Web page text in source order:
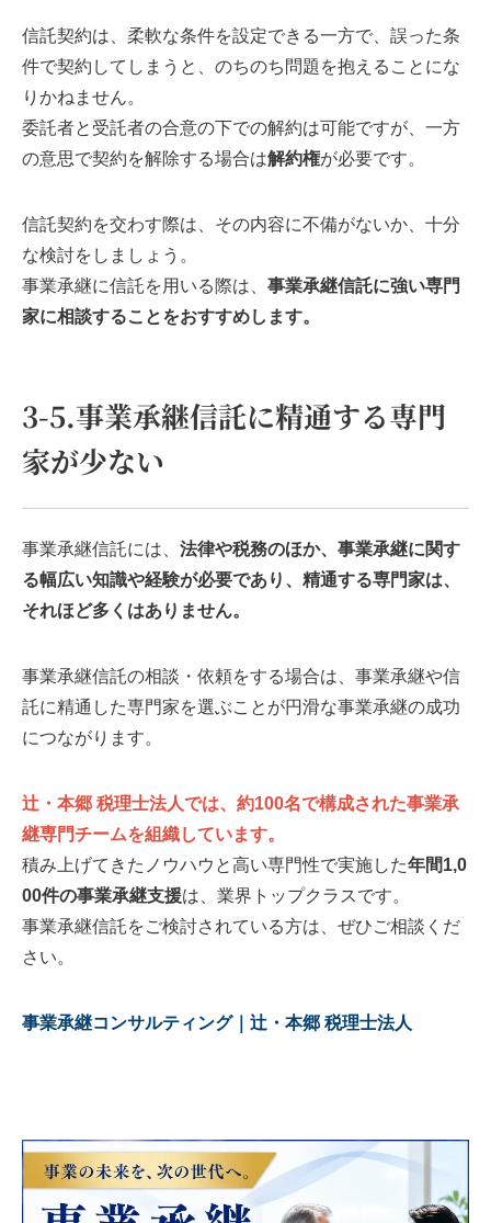
信託契約は、柔軟な条件を設定できる一方で、誤った条
件で契約してしまうと、のちのち問題を抱えることにな
りかねません。
委託者と受託者の合意の下での解約は可能ですが、一方
の意思で契約を解除する場合は解約権が必要です。
信託契約を交わす際は、その内容に不備がないか、十分
な検討をしましょう。
事業承継に信託を用いる際は、 事業承継信託に強い専門
家に相談することをおすすめします。
3-5.事業承継信託に精通する専門
家が少ない
事業承継信託には、 法律や税務のほか、事業承継に関す
る幅広い知識や経験が必要であり、精通する専門家は、
それほど多くはありません。
事業承継信託の相談・依頼をする場合は、事業承継や信
託に精通した専門家を選ぶことが円滑な事業承継の成功
につながります。
辻・本郷 税理士法人では、約100名で構成された事業承
継専門チームを組織しています。
積み上げてきたノウハウと高い専門性で実施した年間1,0
00件の事業承継支援は、業界トップクラスです。
事業承継信託をご検討されている方は、ぜひご相談くだ
さい。
事業承継コンサルティング｜辻・本郷 税理士法人